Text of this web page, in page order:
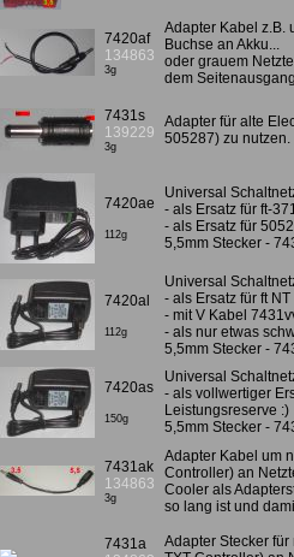
7420af
134863
3g
Adapter Kabel z.B.
Buchse an Akku...
oder grauem
dem
7431s
139229
3g
Adapter für alte
505287) zu nutzen.
7420ae
112g
Universal
- als Ersatz für ft-
- als Ersatz für
5,5mm Stecker -
7420al
112g
Universal
- als Ersatz für ft
- mit V Kabel
- als nur etwas
5,5mm Stecker -
7420as
150g
Universal
- als vollwertiger
Leistungsreserve :)
5,5mm Stecker -
7431ak
134863
3g
Adapter Kabel um
Controller) an
Cooler als
so lang ist und
7431a
Adapter Stecker für